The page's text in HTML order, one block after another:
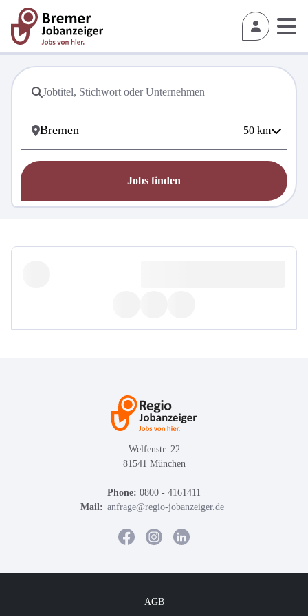
50 km
Jobs finden
Welfenstr. 22
81541 München
Phone: 0800 - 4161411
Mail: anfrage@regio-jobanzeiger.de
AGB